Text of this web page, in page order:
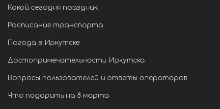
Какой сегодня праздник
Расписание транспорта
Погода в Иркутске
Достопримечательности Иркутска
Вопросы пользователей и ответы операторов
Что подарить на 8 марта